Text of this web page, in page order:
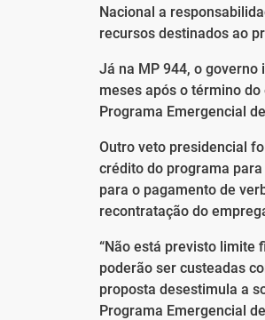
Nacional a
recursos destinados ao
Já na MP 944, o
meses após o término
Programa Emergencial
Outro veto presidencial
crédito do programa
para o pagamento de
recontratação do
“Não está previsto limite
poderão ser custeadas
proposta desestimula a
Programa Emergencial